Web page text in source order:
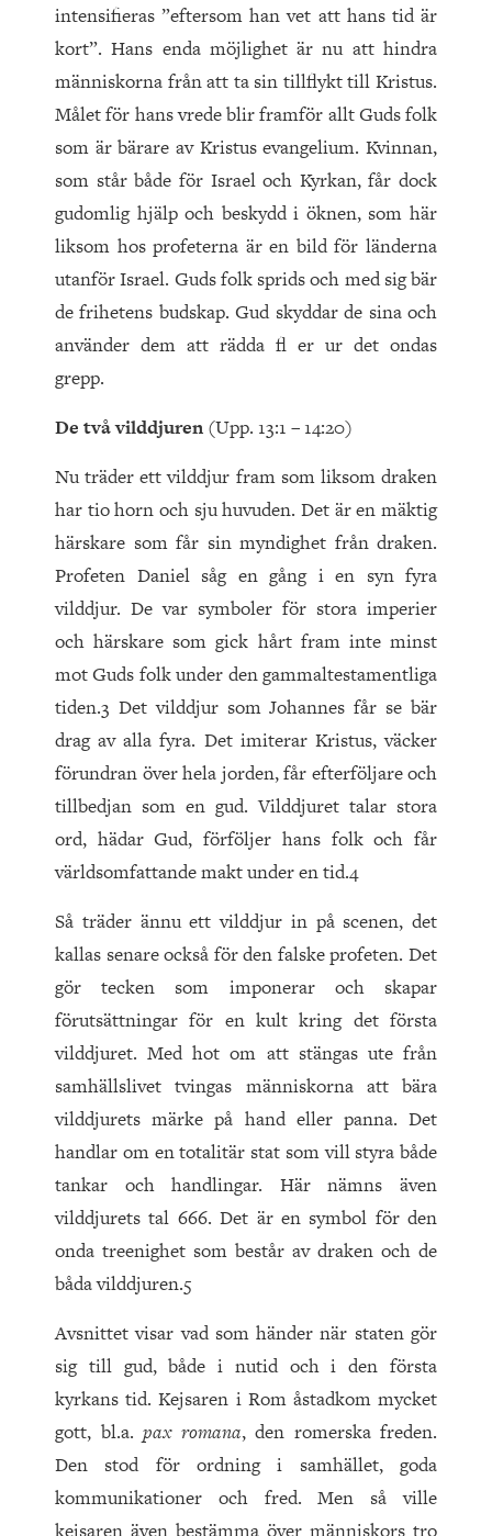
intensifieras ”eftersom han vet att hans tid är
kort”. Hans enda möjlighet är nu att hindra
människorna från att ta sin tillflykt till Kristus.
Målet för hans vrede blir framför allt Guds folk
som är bärare av Kristus evangelium. Kvinnan,
som står både för Israel och Kyrkan, får dock
gudomlig hjälp och beskydd i öknen, som här
liksom hos profeterna är en bild för länderna
utanför Israel. Guds folk sprids och med sig bär
de frihetens budskap. Gud skyddar de sina och
använder dem att rädda fl er ur det ondas
grepp.
De två vilddjuren (Upp. 13:1 – 14:20)
Nu träder ett vilddjur fram som liksom draken
har tio horn och sju huvuden. Det är en mäktig
härskare som får sin myndighet från draken.
Profeten Daniel såg en gång i en syn fyra
vilddjur. De var symboler för stora imperier
och härskare som gick hårt fram inte minst
mot Guds folk under den gammaltestamentliga
tiden.3 Det vilddjur som Johannes får se bär
drag av alla fyra. Det imiterar Kristus, väcker
förundran över hela jorden, får efterföljare och
tillbedjan som en gud. Vilddjuret talar stora
ord, hädar Gud, förföljer hans folk och får
världsomfattande makt under en tid.4
Så träder ännu ett vilddjur in på scenen, det
kallas senare också för den falske profeten. Det
gör tecken som imponerar och skapar
förutsättningar för en kult kring det första
vilddjuret. Med hot om att stängas ute från
samhällslivet tvingas människorna att bära
vilddjurets märke på hand eller panna. Det
handlar om en totalitär stat som vill styra både
tankar och handlingar. Här nämns även
vilddjurets tal 666. Det är en symbol för den
onda treenighet som består av draken och de
båda vilddjuren.5
Avsnittet visar vad som händer när staten gör
sig till gud, både i nutid och i den första
kyrkans tid. Kejsaren i Rom åstadkom mycket
gott, bl.a. pax romana, den romerska freden.
Den stod för ordning i samhället, goda
kommunikationer och fred. Men så ville